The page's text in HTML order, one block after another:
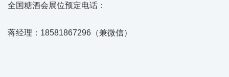
全国糖酒会展位预定电话：
蒋经理：18581867296（兼微信）